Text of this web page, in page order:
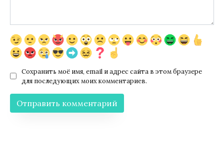
Сохранить моё имя, email и адрес сайта в этом браузере
для последующих моих комментариев.